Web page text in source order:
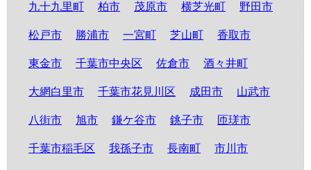
九十九里町 柏市 茂原市 横芝光町 野田市
松戸市 勝浦市 一宮町 芝山町 香取市
東金市 千葉市中央区 佐倉市 酒々井町
大網白里市 千葉市花見川区 成田市 山武市
八街市 旭市 鎌ケ谷市 銚子市 匝瑳市
千葉市稲毛区 我孫子市 長南町 市川市